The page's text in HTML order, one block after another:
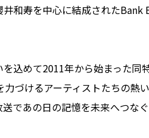
和寿を中心に結成されたBank
込めて2011年から始まった同
づけるアーティストたちの熱
であの日の記憶を未来へつなぐ